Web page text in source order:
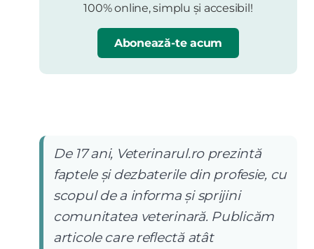
100% online, simplu și accesibil!
Abonează-te acum
De 17 ani, Veterinarul.ro prezintă
faptele și dezbaterile din profesie, cu
scopul de a informa și sprijini
comunitatea veterinară. Publicăm
articole care reflectă atât